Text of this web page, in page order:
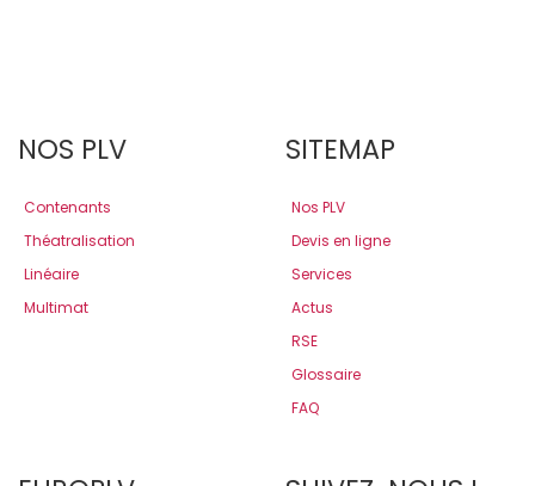
NOS PLV
Contenants
Théatralisation
Linéaire
Multimat
SITEMAP
Nos PLV
Devis en ligne
Services
Actus
RSE
Glossaire
FAQ